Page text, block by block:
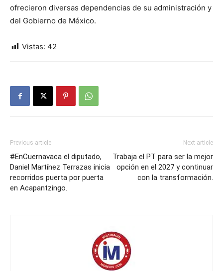
ofrecieron diversas dependencias de su administración y
del Gobierno de México.
Vistas: 42
Previous article
#EnCuernavaca el diputado,
Daniel Martínez Terrazas inicia
recorridos puerta por puerta
en Acapantzingo.
Next article
Trabaja el PT para ser la mejor
opción en el 2027 y continuar
con la transformación.